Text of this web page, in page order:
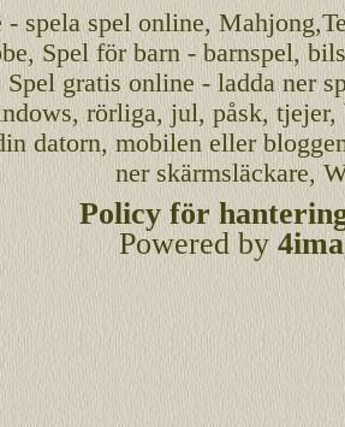
- spela spel online, Mahjong
, Spel för barn - barnspel,
Spel gratis online - ladda ner
rörliga, jul, påsk, tjejer,
datorn, mobilen eller
ner skärmsläckare,
Policy för
Powered by